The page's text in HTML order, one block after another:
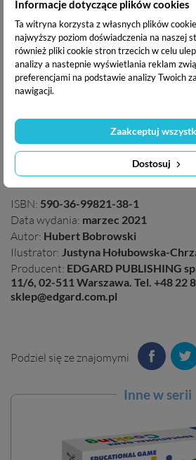
concentration
logical thinking
creativity
See also:
Smart
Hungry Monsters. Counting Game.
Frogs or Crabs? Multiplication
Clock. Educational Game. Captain
Cooking. Educational Game.
ISBN: 590-36-99821-38-1
Data wydania: marzec 2021
Autor: Hubert Bobrowski
Ilustrator: Justyna Hołubowska-
Producent: EDGARD PUBLISHING
11/6, 02-511 Warszawa. Tel. +48 22
sklep@edgard.com.pl
Podziel się ze znajomymi
Inne w serii
Informacje dotyczące plików cookies
Ta witryna korzysta z własnych plików
najwyższy poziom doświadczenia na naszej
również pliki cookie stron trzecich w celu
analizy a nastepnie wyświetlania reklam
preferencjami na podstawie analizy Twoich
nawigacji.
Dostosuj
Zaakceptuj